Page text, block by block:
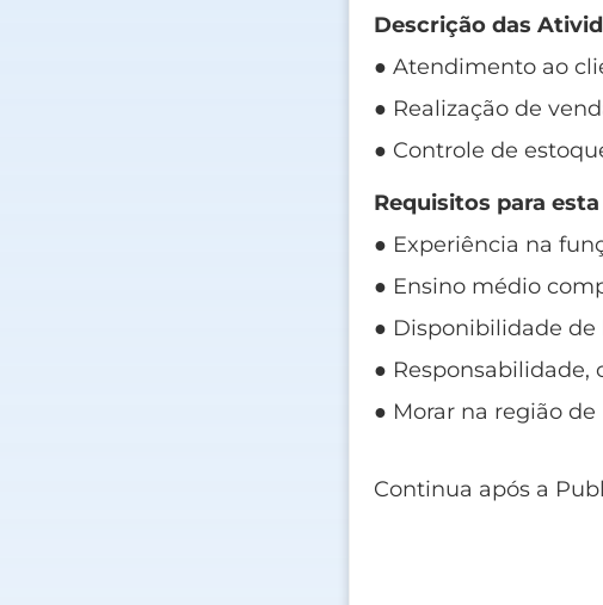
Descrição das
● Atendimento ao
● Realização de
● Controle de
Requisitos para
● Experiência na
● Ensino médio
● Disponibilidade de
●
● Morar na região
Continua após a